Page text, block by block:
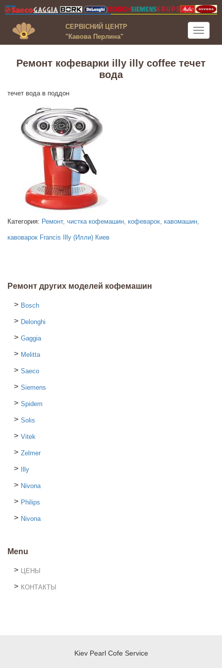
Toggle
СЕРВІСНИЙ ЦЕНТР
"Кавова Перлина"
Ремонт кофеварки illy illy coffee течет
вода
течет вода в поддон
Категория: Ремонт, чистка кофемашин, кофеварок, кавомашин,
кавоварок Francis Illy (Илли) Киев
Ремонт других моделей кофемашин
Bosch
Delonghi
Gaggia
Melitta
Saeco
Siemens
Spidem
Solis
Vitek
Zelmer
Illy
Nivona
Philips
Nivona
Menu
ЦЕНЫ
КОНТАКТЫ
Kiev Pearl Cofe Service